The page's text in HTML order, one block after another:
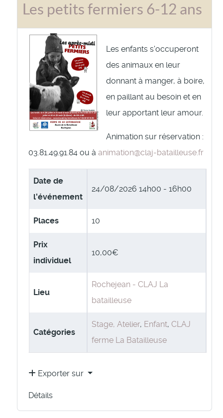
Les petits fermiers 6-12 ans
Les enfants s'occuperont
des animaux en leur
donnant à manger, à boire,
en paillant au besoin et en
leur apportant leur amour.
Animation sur réservation :
03.81.49.91.84 ou à animation@claj-batailleuse.fr
Date de
l'événement
24/08/2026 14h00 - 16h00
Places 10
Prix
individuel
10,00€
Lieu
Rochejean - CLAJ La
batailleuse
Catégories
Stage, Atelier, Enfant, CLAJ
ferme La Batailleuse
Exporter sur
Détails